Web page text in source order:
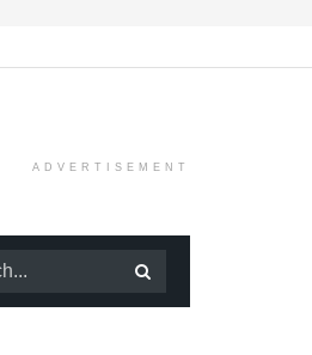
ADVERTISEMENT